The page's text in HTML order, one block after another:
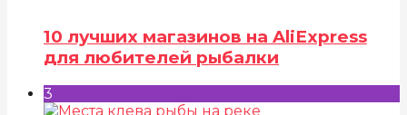
10 лучших магазинов на AliExpress
для любителей рыбалки
3